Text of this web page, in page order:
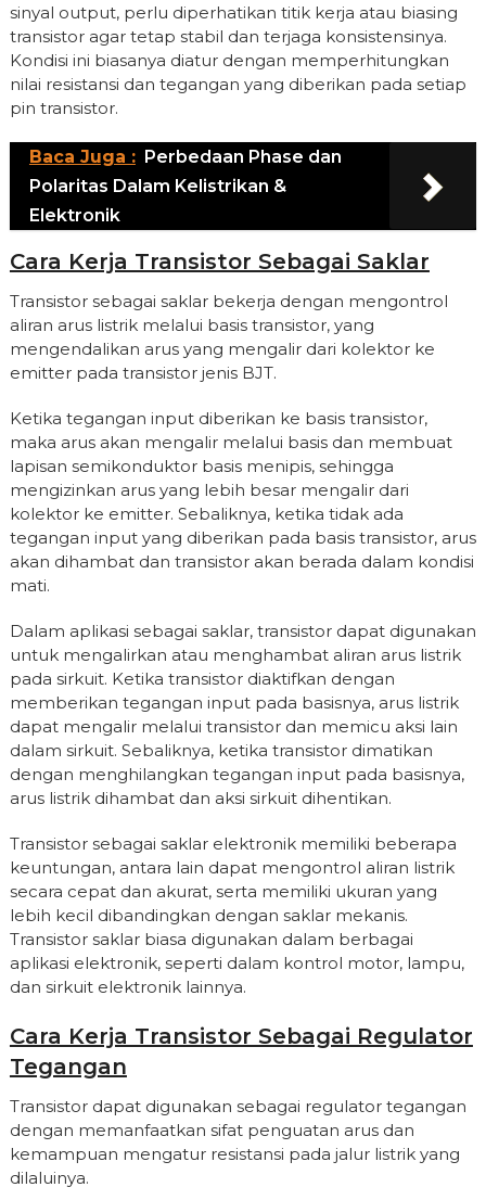
sinyal output, perlu diperhatikan titik kerja atau biasing
transistor agar tetap stabil dan terjaga konsistensinya.
Kondisi ini biasanya diatur dengan memperhitungkan
nilai resistansi dan tegangan yang diberikan pada setiap
pin transistor.
Baca Juga : Perbedaan Phase dan
Polaritas Dalam Kelistrikan &
Elektronik
Cara Kerja Transistor Sebagai Saklar
Transistor sebagai saklar bekerja dengan mengontrol
aliran arus listrik melalui basis transistor, yang
mengendalikan arus yang mengalir dari kolektor ke
emitter pada transistor jenis BJT.
Ketika tegangan input diberikan ke basis transistor,
maka arus akan mengalir melalui basis dan membuat
lapisan semikonduktor basis menipis, sehingga
mengizinkan arus yang lebih besar mengalir dari
kolektor ke emitter. Sebaliknya, ketika tidak ada
tegangan input yang diberikan pada basis transistor, arus
akan dihambat dan transistor akan berada dalam kondisi
mati.
Dalam aplikasi sebagai saklar, transistor dapat digunakan
untuk mengalirkan atau menghambat aliran arus listrik
pada sirkuit. Ketika transistor diaktifkan dengan
memberikan tegangan input pada basisnya, arus listrik
dapat mengalir melalui transistor dan memicu aksi lain
dalam sirkuit. Sebaliknya, ketika transistor dimatikan
dengan menghilangkan tegangan input pada basisnya,
arus listrik dihambat dan aksi sirkuit dihentikan.
Transistor sebagai saklar elektronik memiliki beberapa
keuntungan, antara lain dapat mengontrol aliran listrik
secara cepat dan akurat, serta memiliki ukuran yang
lebih kecil dibandingkan dengan saklar mekanis.
Transistor saklar biasa digunakan dalam berbagai
aplikasi elektronik, seperti dalam kontrol motor, lampu,
dan sirkuit elektronik lainnya.
Cara Kerja Transistor Sebagai Regulator
Tegangan
Transistor dapat digunakan sebagai regulator tegangan
dengan memanfaatkan sifat penguatan arus dan
kemampuan mengatur resistansi pada jalur listrik yang
dilaluinya.